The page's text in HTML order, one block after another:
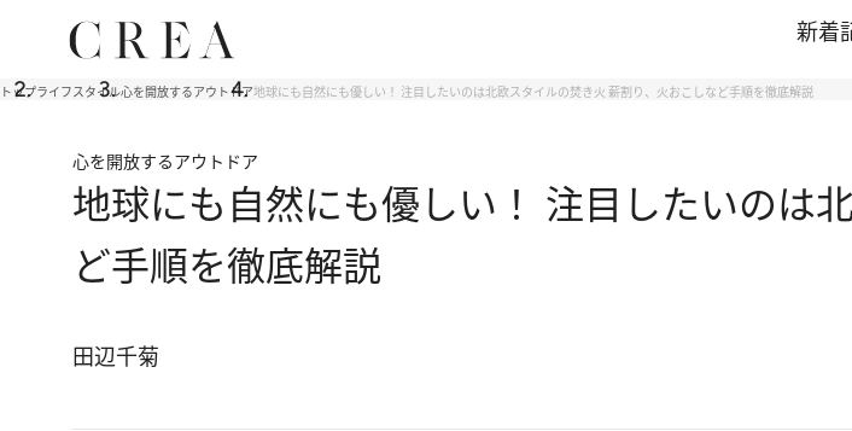
新着
トップライフスタイル心を開放するアウトドア地球にも自然にも優しい！ 注目したいのは北欧スタイルの焚き火 薪割り、火おこしなど手順を徹底解説
心を開放するアウトドア
地球にも自然にも優しい！ 注目したいのは
ど手順を徹底解説
田辺千菊